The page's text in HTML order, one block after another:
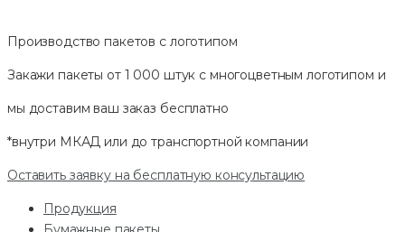
Производство пакетов с логотипом
Закажи пакеты от 1 000 штук с многоцветным логотипом и
мы доставим ваш заказ бесплатно
*внутри МКАД или до транспортной компании
Оставить заявку на бесплатную консультацию
Продукция